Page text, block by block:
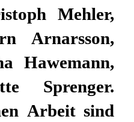
Mehler,
Arnarsson,
Hawemann,
Sprenger.
Arbeit sind